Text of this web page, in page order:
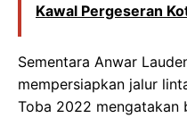
Kawal Pergeseran
Sementara Anwar
mempersiapkan jalur
Toba 2022 mengatakan